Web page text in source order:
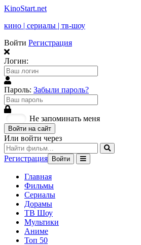
KinoStart.net
кино | сериалы | тв-шоу
Войти Регистрация
Логин:
Пароль: Забыли пароль?
Не запоминать меня
Войти на сайт
Или войти через
Регистрация Войти
Главная
Фильмы
Сериалы
Дорамы
ТВ Шоу
Мультики
Аниме
Топ 50